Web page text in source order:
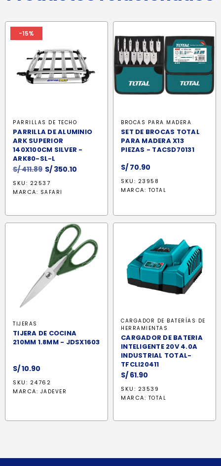
-15%
PARRILLAS DE TECHO
PARRILLA DE ALUMINIO
ARK SUPERIOR
140X100CM SILVER -
ARK80-SL-L
S/411.89 El
precio
original
S/ 350.10
SKU: 22537
MARCA: SAFARI
BROCAS PARA MADERA
SET DE BROCAS TOTAL
PARA MADERA X13
PIEZAS - TACSD70131
S/ 70.90
SKU: 23958
MARCA: TOTAL
TIJERAS
TIJERA DE COCINA
210MM 1.8MM - JDSX1603
S/10.90
SKU: 24762
MARCA: JADEVER
CARGADOR DE BATERÍAS DE
HERRAMIENTAS
CARGADOR DE BATERIA
INTELIGENTE 20V 4.0A
INDUSTRIAL TOTAL-
TFCLI20411
S/ 61.90
SKU: 23539
MARCA: TOTAL